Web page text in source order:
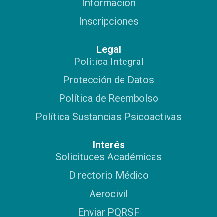
Interés
Solicitudes Académicas
Directorio Médico
Aerocivil
Enviar PQRSF
Legal
Política Integral
Protección de Datos
Política de Reembolso
Política Sustancias Psicoactivas
Información
Inscripciones